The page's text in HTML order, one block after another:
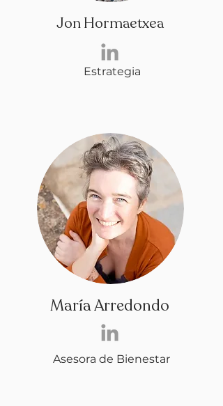
Jon Hormaetxea
Estrategia
María Arredondo
Asesora de Bienestar